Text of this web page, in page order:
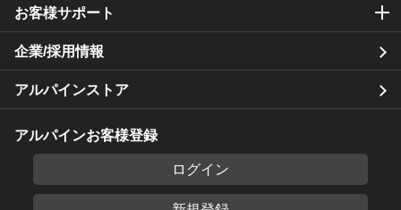
お客様サポート
企業/採用情報
アルパインストア
アルパインお客様登録
ログイン